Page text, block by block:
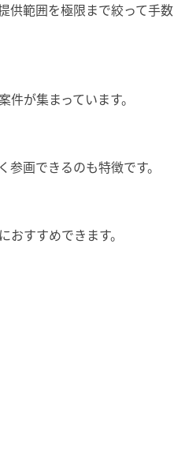
供範囲を極限まで絞って手数
が集まっています。
画できるのも特徴です。
すすめできます。